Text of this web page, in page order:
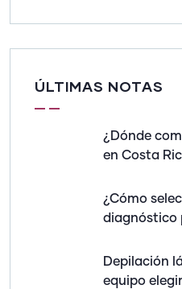
ÚLTIMAS NOTAS
¿Dónde
en Costa
¿Cómo
diagnóstico
Depilación
equipo